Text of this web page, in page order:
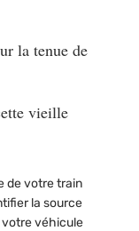
la tenue de
vieille
de votre train
la source
votre véhicule